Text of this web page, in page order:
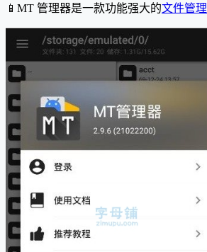
📱MT 管理器是一款功能强大的文件管理